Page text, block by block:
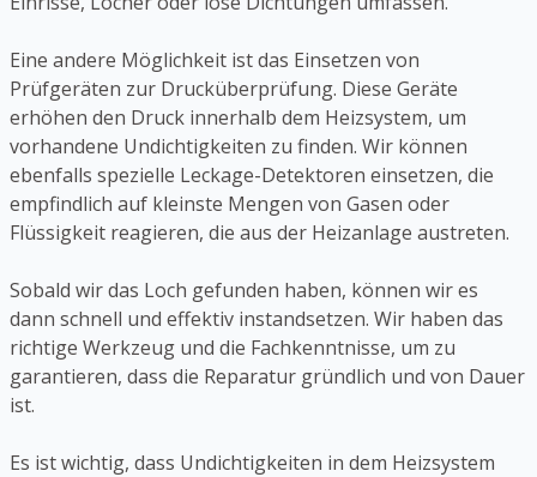
Eine andere Möglichkeit ist das Einsetzen von
Prüfgeräten zur Drucküberprüfung. Diese Geräte
erhöhen den Druck innerhalb dem Heizsystem, um
vorhandene Undichtigkeiten zu finden. Wir können
ebenfalls spezielle Leckage-Detektoren einsetzen, die
empfindlich auf kleinste Mengen von Gasen oder
Flüssigkeit reagieren, die aus der Heizanlage austreten.
Sobald wir das Loch gefunden haben, können wir es
dann schnell und effektiv instandsetzen. Wir haben das
richtige Werkzeug und die Fachkenntnisse, um zu
garantieren, dass die Reparatur gründlich und von Dauer
ist.
Es ist wichtig, dass Undichtigkeiten in dem Heizsystem